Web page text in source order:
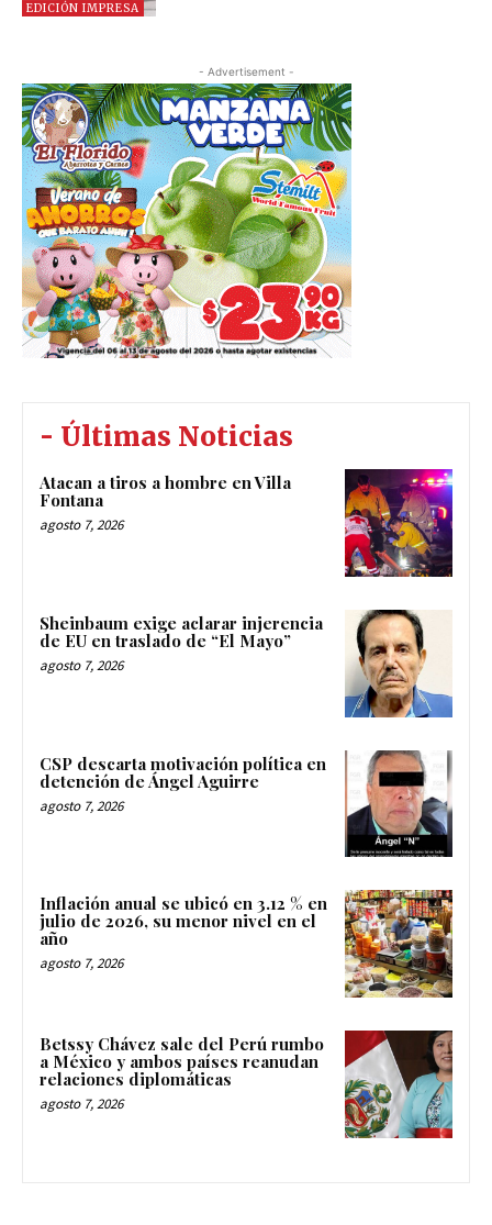
EDICIÓN IMPRESA
- Advertisement -
- Últimas Noticias
Atacan a tiros a hombre en Villa
Fontana
agosto 7, 2026
Sheinbaum exige aclarar injerencia
de EU en traslado de “El Mayo”
agosto 7, 2026
CSP descarta motivación política en
detención de Ángel Aguirre
agosto 7, 2026
Inflación anual se ubicó en 3.12 % en
julio de 2026, su menor nivel en el
año
agosto 7, 2026
Betssy Chávez sale del Perú rumbo
a México y ambos países reanudan
relaciones diplomáticas
agosto 7, 2026